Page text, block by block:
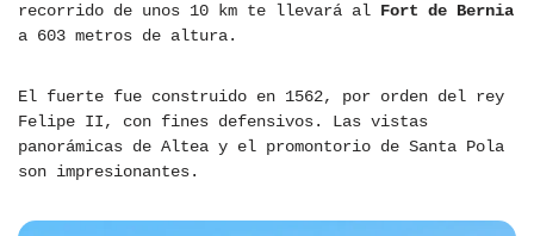
recorrido de unos 10 km te llevará al Fort de Bernia
a 603 metros de altura.
El fuerte fue construido en 1562, por orden del rey
Felipe II, con fines defensivos. Las vistas
panorámicas de Altea y el promontorio de Santa Pola
son impresionantes.